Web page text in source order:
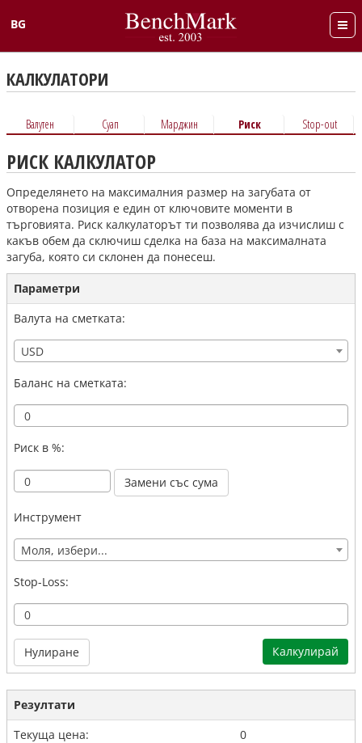
BG
English
КАЛКУЛАТОРИ
Валутен Суап Марджин Риск Stop-out
РИСК КАЛКУЛАТОР
Определянето на максималния размер на загубата от
отворена позиция е един от ключовите моменти в
търговията. Риск калкулаторът ти позволява да изчислиш с
какъв обем да сключиш сделка на база на максималната
загуба, която си склонен да понесеш.
Параметри
Валута на сметката:
USD
Баланс на сметката:
Риск в %:
Инструмент
Моля, избери...
Stop-Loss:
Резултати
Текуща цена:
0